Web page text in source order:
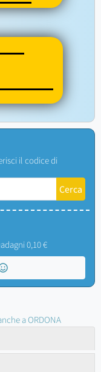
il codice di
0,10 €
a ORDONA